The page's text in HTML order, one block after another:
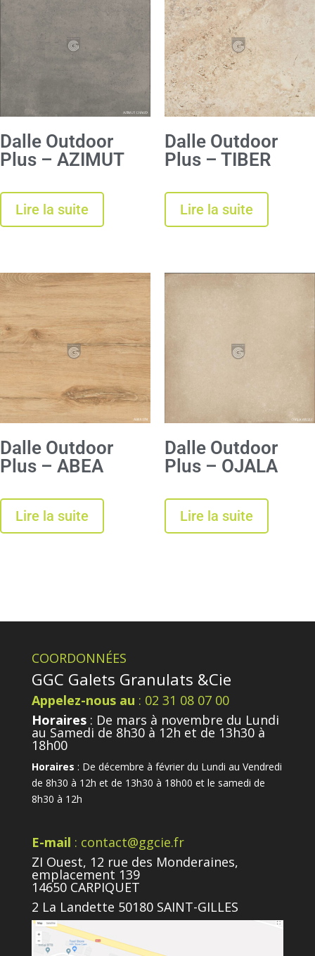
Dalle Outdoor
Plus – AZIMUT
Lire la suite
Dalle Outdoor
Plus – TIBER
Lire la suite
Dalle Outdoor
Plus – ABEA
Lire la suite
Dalle Outdoor
Plus – OJALA
Lire la suite
COORDONNÉES
GGC Galets Granulats &Cie
Appelez-nous au : 02 31 08 07 00
Horaires: De mars à novembre du Lundi
au Samedi de 8h30 à 12h et de 13h30 à
18h00
Horaires : De décembre à février du Lundi au Vendredi
de 8h30 à 12h et de 13h30 à 18h00 et le samedi de
8h30 à 12h
E-mail : contact@ggcie.fr
ZI Ouest, 12 rue des Monderaines,
emplacement 139
14650 CARPIQUET
2 La Landette 50180 SAINT-GILLES